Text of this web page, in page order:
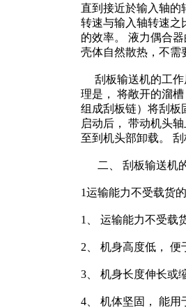
直到接近於输入轴的
转速与输入轴转速之
的效率。 液力偶合
壳体自然散热，不需
刮板输送机的工作
理是， 将敞开的溜
组成刮板链）将刮板
启动后， 带动机头
至到机头部卸载。
二、 刮板输送机
1运输能力不受载货
1、 运输能力不受载
2、 机身高度低， 便
3、 机身长度伸长或
4、 机体坚固， 能